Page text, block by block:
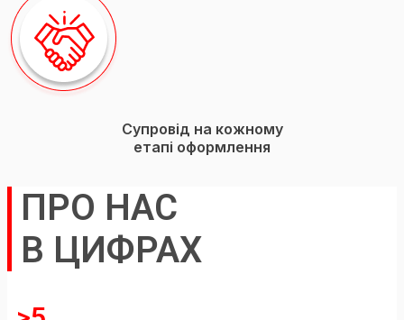
Супровід на кожному
етапі оформлення
ПРО НАС
В ЦИФРАХ